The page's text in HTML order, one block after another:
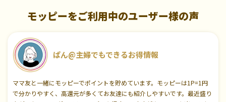
モッピーをご利用中のユーザー様の声
ぱん@主婦でもできるお得情報
ママ友と一緒にモッピーでポイントを貯めています。モッピーは1P=1円
で分かりやすく、高還元が多くてお友達にも紹介しやすいです。最近盛り